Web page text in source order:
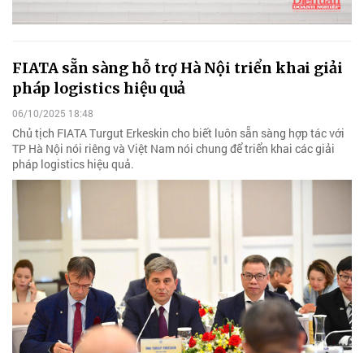
FIATA sẵn sàng hỗ trợ Hà Nội triển khai giải
pháp logistics hiệu quả
06/10/2025 18:48
Chủ tịch FIATA Turgut Erkeskin cho biết luôn sẵn sàng hợp tác với
TP Hà Nội nói riêng và Việt Nam nói chung để triển khai các giải
pháp logistics hiệu quả.